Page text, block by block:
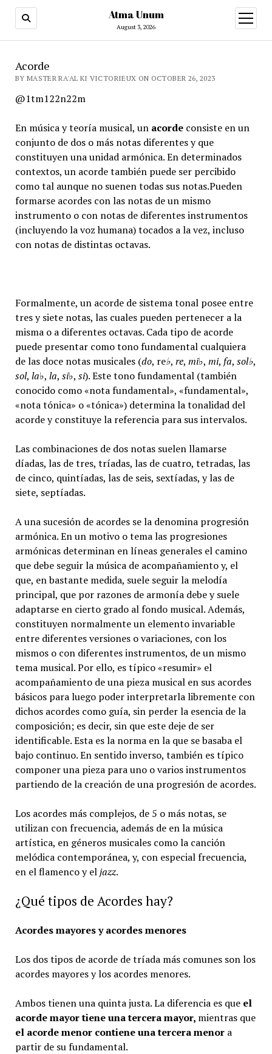
Atma Unum
August 3, 2026
open
menu
Acorde
BY MASTER RA'AL KI VICTORIEUX ON OCTOBER 26, 2023
@1tm122n22m
En música y teoría musical, un acordeconsiste en un
conjunto de dos​ o más notas diferentes y que
constituyen una unidad armónica.​ En determinados
contextos, un acorde también puede ser percibido
como tal aunque no suenen todas sus notas.Pueden
formarse acordes con las notas de un mismo
instrumento o con notas de diferentes instrumentos
(incluyendo la voz humana) tocados a la vez, incluso
con notas de distintas octavas.
Formalmente, un acorde de sistema tonal posee entre
tres y siete notas, las cuales pueden pertenecer a la
misma o a diferentes octavas. Cada tipo de acorde
puede presentar como tono fundamental cualquiera
de las doce notas musicales (do, re♭, re, mi♭, mi, fa, sol♭,
sol, la♭, la, si♭, si). Este tono fundamental (también
conocido como «nota fundamental», «fundamental»,
«nota tónica» o «tónica») determina la tonalidad del
acorde y constituye la referencia para sus intervalos.
Las combinaciones de dos notas suelen llamarse
díadas, las de tres, tríadas, las de cuatro, tetradas, las
de cinco, quintíadas, las de seis, sextíadas, y las de
siete, septíadas.
A una sucesión de acordes se la denomina progresión
armónica. En un motivo o tema las progresiones
armónicas determinan en líneas generales el camino
que debe seguir la música de acompañamiento y, el
que, en bastante medida, suele seguir la melodía
principal, que por razones de armonía debe y suele
adaptarse en cierto grado al fondo musical. Además,
constituyen normalmente un elemento invariable
entre diferentes versiones o variaciones, con los
mismos o con diferentes instrumentos, de un mismo
tema musical. Por ello, es típico «resumir» el
acompañamiento de una pieza musical en sus acordes
básicos para luego poder interpretarla libremente con
dichos acordes como guía, sin perder la esencia de la
composición; es decir, sin que este deje de ser
identificable. Esta es la norma en la que se basaba el
bajo continuo. En sentido inverso, también es típico
componer una pieza para uno o varios instrumentos
partiendo de la creación de una progresión de acordes.
Los acordes más complejos, de 5 o más notas, se
utilizan con frecuencia, además de en la música
artística, en géneros musicales como la canción
melódica contemporánea, y, con especial frecuencia,
en el flamenco y eljazz.
¿Qué tipos de Acordes hay?
Acordes mayores y acordes menores
Los dos tipos de acorde de tríada más comunes son los
acordes mayores y los acordes menores.
Ambos tienen una quinta justa. La diferencia es que el
acorde mayor tiene una tercera mayor, mientras que
el acorde menor contiene una tercera menora
partir de su fundamental.